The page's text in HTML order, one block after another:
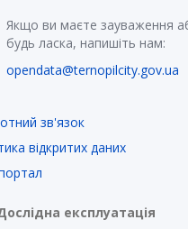
Якщо ви маєте зауваження
будь ласка, напишіть нам:
opendata@ternopilcity.gov.ua
зв'язок
відкритих даних
експлуатація